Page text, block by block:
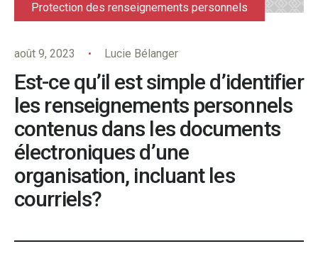
Protection des renseignements personnels
août 9, 2023 Lucie Bélanger
Est-ce qu’il est simple d’identifier
les renseignements personnels
contenus dans les documents
électroniques d’une
organisation, incluant les
courriels?